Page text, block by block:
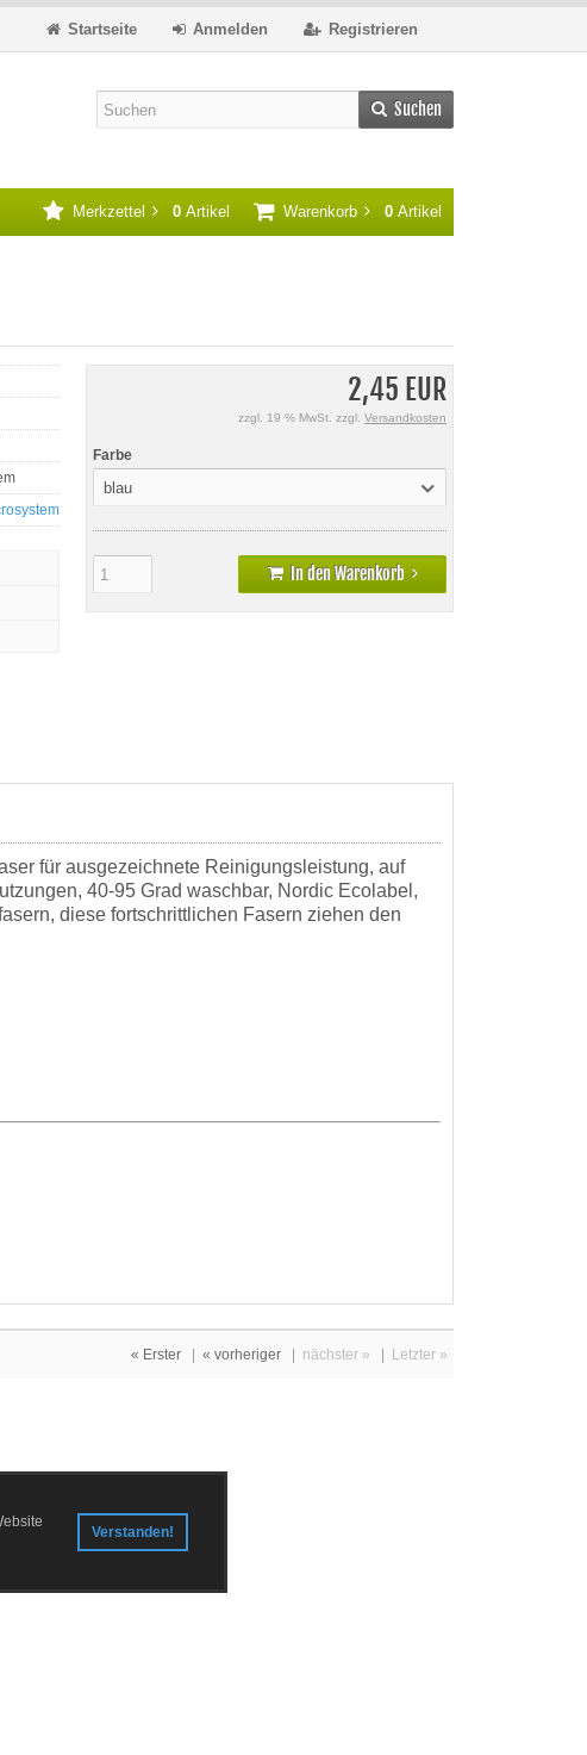
Verstanden!
Registrieren
Anmelden
Startseite
Suchen
Warenkorb 0 Artikel
Merkzettel 0 Artikel
2,45 EUR
zzgl. 19 % MwSt. zzgl. Versandkosten
Farbe
blau
In den Warenkorb
für ausgezeichnete Reinigungsleistung, auf
40-95 Grad waschbar, Nordic Ecolabel,
diese fortschrittlichen Fasern ziehen den
« Erster « vorheriger nächster » Letzter »